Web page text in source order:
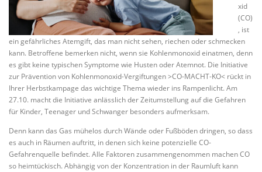
xid
(CO)
, ist
ein gefährliches Atemgift, das man nicht sehen, riechen oder schmecken
kann. Betroffene bemerken nicht, wenn sie Kohlenmonoxid einatmen, denn
es gibt keine typischen Symptome wie Husten oder Atemnot. Die Initiative
zur Prävention von Kohlenmonoxid-Vergiftungen >CO-MACHT-KO< rückt in
Ihrer Herbstkampage das wichtige Thema wieder ins Rampenlicht. Am
27.10. macht die Initiative anlässlich der Zeitumstellung auf die Gefahren
für Kinder, Teenager und Schwanger besonders aufmerksam.
Denn kann das Gas mühelos durch Wände oder Fußböden dringen, so dass
es auch in Räumen auftritt, in denen sich keine potenzielle CO-
Gefahrenquelle befindet. Alle Faktoren zusammengenommen machen CO
so heimtückisch. Abhängig von der Konzentration in der Raumluft kann